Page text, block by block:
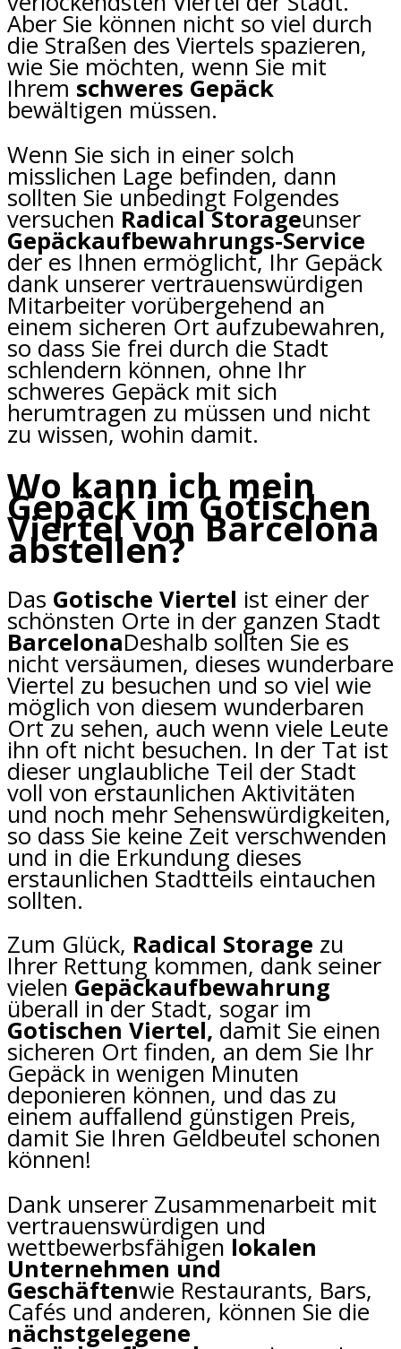
Aber Sie können nicht so viel durch
die Straßen des Viertels spazieren,
wie Sie möchten, wenn Sie mit
Ihrem schweres Gepäck
bewältigen müssen.
Wenn Sie sich in einer solch
misslichen Lage befinden, dann
sollten Sie unbedingt Folgendes
versuchen Radical Storageunser
Gepäckaufbewahrungs-Service
der es Ihnen ermöglicht, Ihr Gepäck
dank unserer vertrauenswürdigen
Mitarbeiter vorübergehend an
einem sicheren Ort aufzubewahren,
so dass Sie frei durch die Stadt
schlendern können, ohne Ihr
schweres Gepäck mit sich
herumtragen zu müssen und nicht
zu wissen, wohin damit.
Wo kann ich mein
Gepäck im Gotischen
Viertel von Barcelona
abstellen?
Das Gotische Viertel ist einer der
schönsten Orte in der ganzen Stadt
BarcelonaDeshalb sollten Sie es
nicht versäumen, dieses wunderbare
Viertel zu besuchen und so viel wie
möglich von diesem wunderbaren
Ort zu sehen, auch wenn viele Leute
ihn oft nicht besuchen. In der Tat ist
dieser unglaubliche Teil der Stadt
voll von erstaunlichen Aktivitäten
und noch mehr Sehenswürdigkeiten,
so dass Sie keine Zeit verschwenden
und in die Erkundung dieses
erstaunlichen Stadtteils eintauchen
sollten.
Zum Glück, Radical Storage zu
Ihrer Rettung kommen, dank seiner
vielen Gepäckaufbewahrung
überall in der Stadt, sogar im
Gotischen Viertel, damit Sie einen
sicheren Ort finden, an dem Sie Ihr
Gepäck in wenigen Minuten
deponieren können, und das zu
einem auffallend günstigen Preis,
damit Sie Ihren Geldbeutel schonen
können!
Dank unserer Zusammenarbeit mit
vertrauenswürdigen und
wettbewerbsfähigen lokalen
Unternehmen und
Geschäftenwie Restaurants, Bars,
Cafés und anderen, können Sie die
nächstgelegene